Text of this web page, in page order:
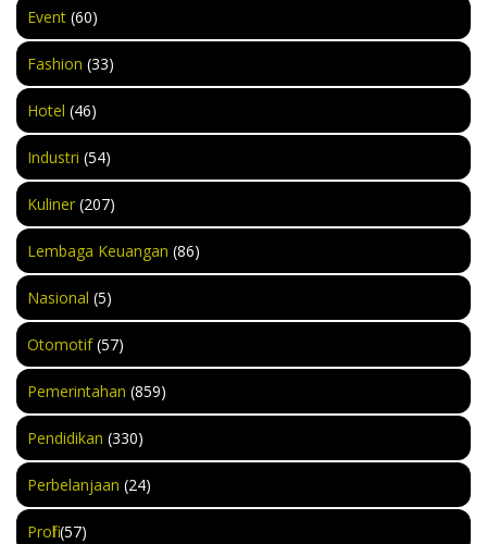
Event (60)
Fashion (33)
Hotel (46)
Industri (54)
Kuliner (207)
Lembaga Keuangan (86)
Nasional (5)
Otomotif(57)
Pemerintahan (859)
Pendidikan (330)
Perbelanjaan (24)
Profil(57)